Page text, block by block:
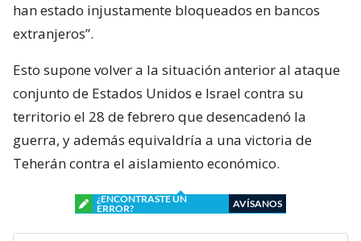
han estado injustamente bloqueados en bancos
extranjeros”.
Esto supone volver a la situación anterior al ataque
conjunto de Estados Unidos e Israel contra su
territorio el 28 de febrero que desencadenó la
guerra, y además equivaldría a una victoria de
Teherán contra el aislamiento económico.
¿ENCONTRASTE UN
ERROR?
AVÍSANOS